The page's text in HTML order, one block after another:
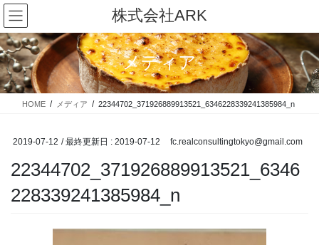
コ
ン
テ
ン
ツ
に
移
ナ
ビ
ゲ
ー
シ
ョ
ン
株式会社ARK
メディア
HOME メディア 22344702_371926889913521_6346228339241385984_n
2019-07-12 / 最終更新日 : 2019-07-12 fc.realconsultingtokyo@gmail.com
22344702_371926889913521_6346
228339241385984_n